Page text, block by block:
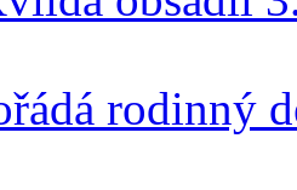
rodinný